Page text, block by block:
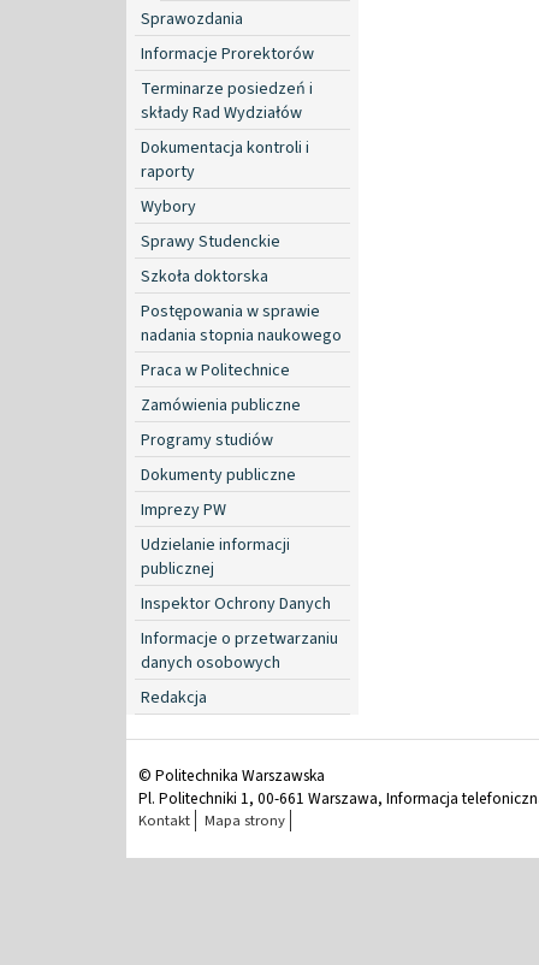
Sprawozdania
Informacje Prorektorów
Terminarze posiedzeń i
składy Rad Wydziałów
Dokumentacja kontroli i
raporty
Wybory
Sprawy Studenckie
Szkoła doktorska
Postępowania w sprawie
nadania stopnia naukowego
Praca w Politechnice
Zamówienia publiczne
Programy studiów
Dokumenty publiczne
Imprezy PW
Udzielanie informacji
publicznej
Inspektor Ochrony Danych
Informacje o przetwarzaniu
danych osobowych
Redakcja
© Politechnika Warszawska
Pl. Politechniki 1, 00-661 Warszawa, Informacja
Kontakt Mapa strony